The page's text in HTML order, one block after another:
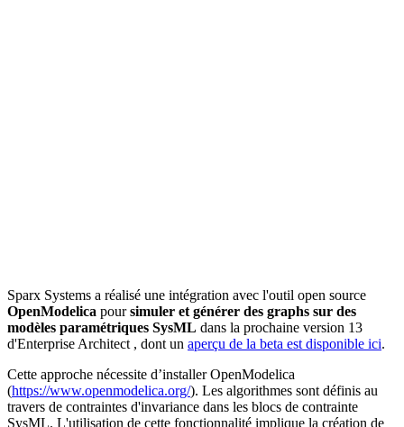
Sparx Systems a réalisé une intégration avec l'outil open source
OpenModelica poursimuler et générer des graphs sur des
modèles paramétriques SysML dans la prochaine version 13
d'Enterprise Architect , dont un aperçu de la beta est disponible ici.
Cette approche nécessite d’installer OpenModelica
(https://www.openmodelica.org/). Les algorithmes sont définis au
travers de contraintes d'invariance dans les blocs de contrainte
SysML. L'utilisation de cette fonctionnalité implique la création de